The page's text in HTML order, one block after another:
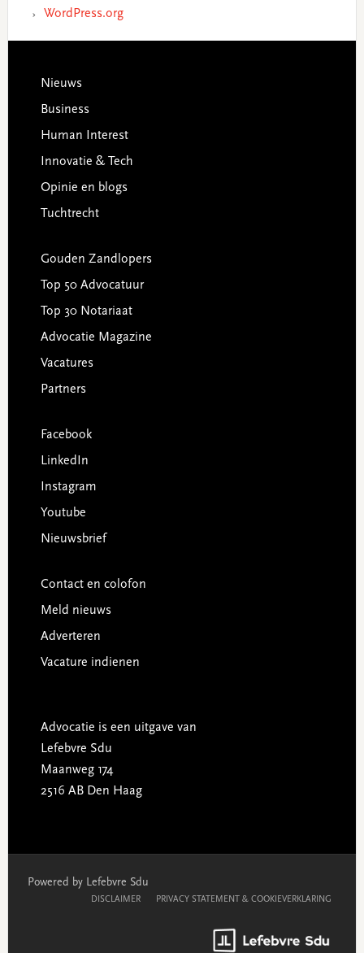
WordPress.org
Footer
Nieuws
Business
Human Interest
Innovatie & Tech
Opinie en blogs
Tuchtrecht
Gouden Zandlopers
Top 50 Advocatuur
Top 30 Notariaat
Advocatie Magazine
Vacatures
Partners
Facebook
LinkedIn
Instagram
Youtube
Nieuwsbrief
Contact en colofon
Meld nieuws
Adverteren
Vacature indienen
Advocatie is een uitgave van
Lefebvre Sdu
Maanweg 174
2516 AB Den Haag
Powered by Lefebvre Sdu
DISCLAIMER PRIVACY STATEMENT & COOKIEVERKLARING